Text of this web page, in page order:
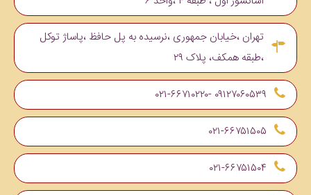
تهران ،خیابان جمهوری ،نرسیده به پل حافظ ،پاساژ توکل
،طبقه همکف، پلاک ۲۹
۰۹۱۲۷۰۶۰۵۳۹ -۰۲۱-۶۶۷۱۰۲۲۰
۰۲۱-۶۶۷۵۱۵۰۵
۰۲۱-۶۶۷۵۱۵۰۴